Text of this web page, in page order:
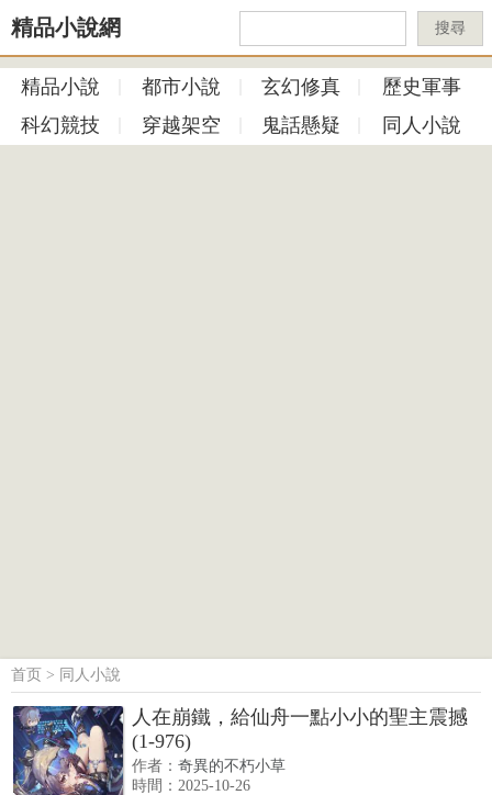
精品小說網 搜尋
精品小說 都市小說 玄幻修真
歷史軍事
科幻競技
穿越架空 鬼話懸疑 同人小說
首页 > 同人小說
人在崩鐵，給仙舟一點小小的聖主震撼
(1-976)
作者： 奇異的不朽小草
時間：2025-10-26